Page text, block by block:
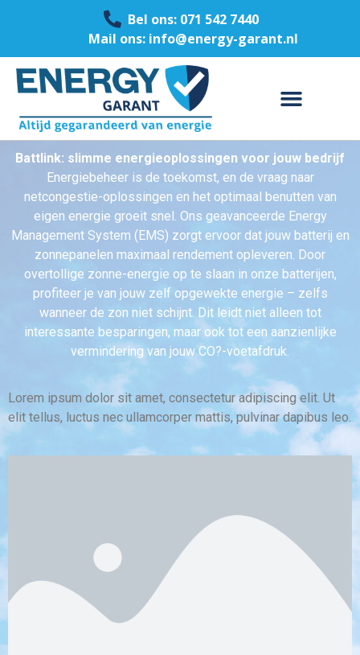
Bel ons: 071 542 7440
Mail ons: info@energy-garant.nl
Battlink: slimme energieoplossingen voor jouw bedrijf
Energiebeheer is de toekomst, en de vraag naar
netcongestie-oplossingen en het optimaal benutten van
eigen energie groeit snel. Ons geavanceerde Energy
Management System (EMS) zorgt ervoor dat jouw batterij en
zonnepanelen maximaal rendement opleveren. Door
overtollige zonne-energie op te slaan in onze batterijen,
profiteer je van jouw zelf opgewekte energie – zelfs
wanneer de zon niet schijnt. Dit leidt niet alleen tot
interessante besparingen, maar ook tot een aanzienlijke
vermindering van jouw CO?-voetafdruk.
Lorem ipsum dolor sit amet, consectetur adipiscing elit. Ut
elit tellus, luctus nec ullamcorper mattis, pulvinar dapibus leo.